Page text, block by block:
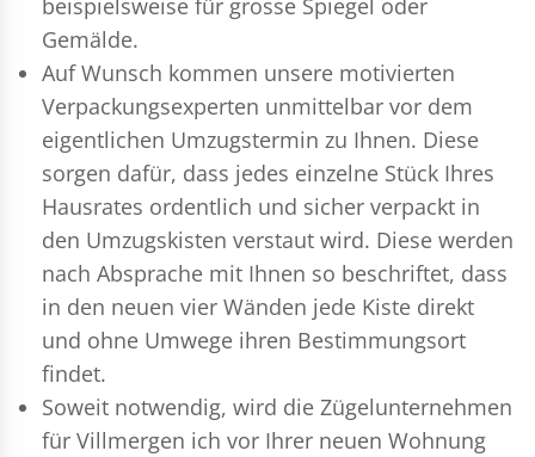
Gemälde.
Auf Wunsch kommen unsere motivierten
Verpackungsexperten unmittelbar vor dem
eigentlichen Umzugstermin zu Ihnen. Diese
sorgen dafür, dass jedes einzelne Stück Ihres
Hausrates ordentlich und sicher verpackt in
den Umzugskisten verstaut wird. Diese werden
nach Absprache mit Ihnen so beschriftet, dass
in den neuen vier Wänden jede Kiste direkt
und ohne Umwege ihren Bestimmungsort
findet.
Soweit notwendig, wird die Zügelunternehmen
für Villmergen ich vor Ihrer neuen Wohnung